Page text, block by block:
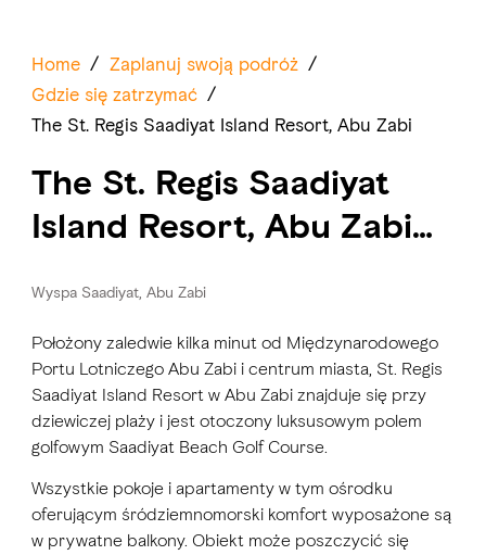
Home / Zaplanuj swoją podróż /
Gdzie się zatrzymać /
The St. Regis Saadiyat Island Resort, Abu Zabi
The St. Regis Saadiyat
Island Resort, Abu Zabi
Wyspa Saadiyat, Abu Zabi
Położony zaledwie kilka minut od Międzynarodowego
Portu Lotniczego Abu Zabi i centrum miasta, St. Regis
Saadiyat Island Resort w Abu Zabi znajduje się przy
dziewiczej plaży i jest otoczony luksusowym polem
golfowym Saadiyat Beach Golf Course.
Wszystkie pokoje i apartamenty w tym ośrodku
oferującym śródziemnomorski komfort wyposażone są
w prywatne balkony. Obiekt może poszczycić się